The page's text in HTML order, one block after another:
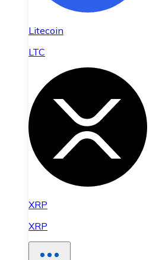
Litecoin
LTC
XRP
XRP